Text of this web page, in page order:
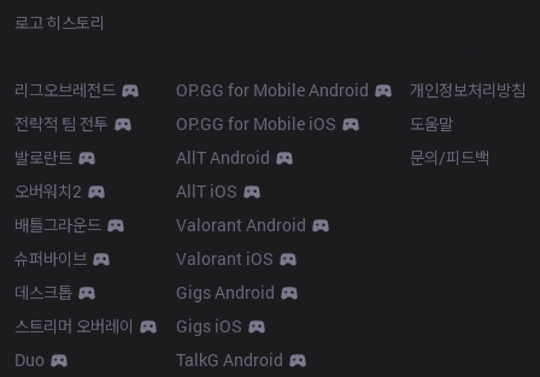
로고 히스토리
리그오브레전드
전략적 팀 전투
발로란트
오버워치2
배틀그라운드
슈퍼바이브
데스크톱
스트리머 오버레이
Duo
OP.GG for Mobile Android
OP.GG for Mobile iOS
AllT Android
AllT iOS
Valorant Android
Valorant iOS
Gigs Android
Gigs iOS
TalkG Android
개인정보처리방침
도움말
문의/피드백